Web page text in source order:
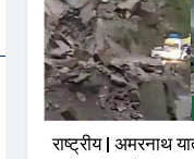
राष्ट्रीय | अमरनाथ